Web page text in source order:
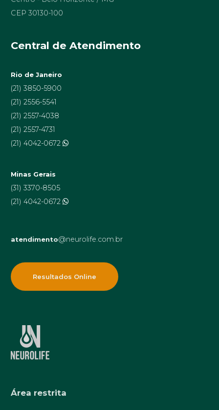
CEP 30130-100
Central de Atendimento
Rio de Janeiro
(21) 3850-5900
(21) 2556-5541
(21) 2557-4038
(21) 2557-4731
(21) 4042-0672
Minas Gerais
(31) 3370-8505
(21) 4042-0672
atendimento@neurolife.com.br
Resultados Online